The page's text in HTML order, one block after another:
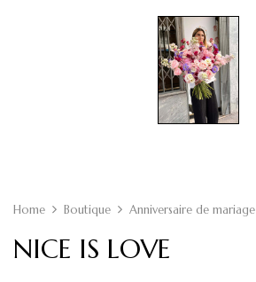
Home Boutique Anniversaire de mariage
NICE IS LOVE